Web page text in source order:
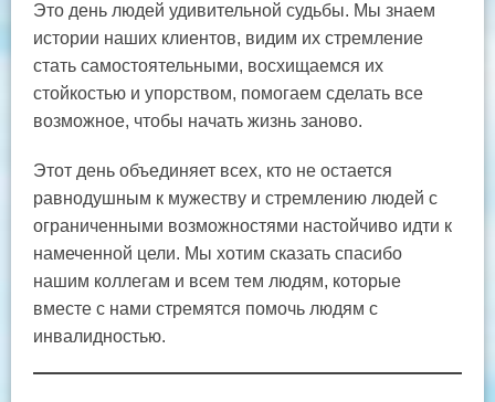
Это день людей удивительной судьбы. Мы знаем
истории наших клиентов, видим их стремление
стать самостоятельными, восхищаемся их
стойкостью и упорством, помогаем сделать все
возможное, чтобы начать жизнь заново.
Этот день объединяет всех, кто не остается
равнодушным к мужеству и стремлению людей с
ограниченными возможностями настойчиво идти к
намеченной цели. Мы хотим сказать спасибо
нашим коллегам и всем тем людям, которые
вместе с нами стремятся помочь людям с
инвалидностью.